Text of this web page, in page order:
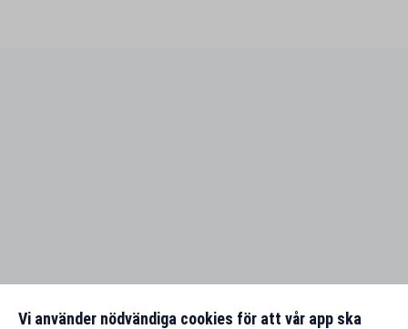
Vi använder nödvändiga cookies för att vår app ska